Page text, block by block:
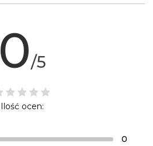
0/5
Ilość ocen:
0